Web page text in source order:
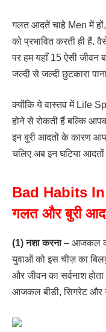
गलत आदतें चाहे Men में हों,
को प्रभावित करती ही हैं.
पर हम यहाँ 15 ऐसी जीवन
जल्दी से जल्दी छुटकारा
क्योंकि ये वास्तव में Life
होने से रोकती हैं बल्कि
इन बुरी आदतों के कारण
चलिए अब इन घटिया
Bad Habits In
गलत और बुरी
(1) नशा करना– आजकल
युवाओं को इस चीज़ का
और जीवन का सर्वनाश
आजकल बीडी, सिगरेट और